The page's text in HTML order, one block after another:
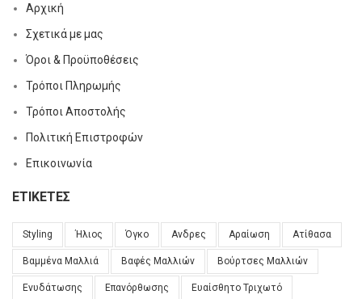
Αρχική
Σχετικά με μας
Όροι & Προϋποθέσεις
Τρόποι Πληρωμής
Τρόποι Αποστολής
Πολιτική Επιστροφών
Επικοινωνία
ΕΤΙΚΈΤΕΣ
Styling Ήλιος Όγκο Ανδρες Αραίωση Ατίθασα
Βαμμένα Μαλλιά Βαφές Μαλλιών Βούρτσες Μαλλιών
Ενυδάτωσης Επανόρθωσης Ευαίσθητο Τριχωτό